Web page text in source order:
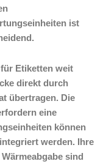
ist
Etiketten weit
direkt durch
übertragen. Die
eine
können
werden. Ihre
sind